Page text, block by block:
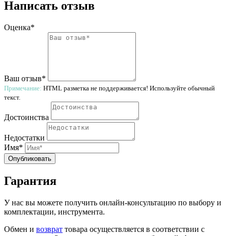
Написать отзыв
Оценка*
Ваш отзыв*
Примечание: HTML разметка не поддерживается! Используйте обычный
текст.
Достоинства
Недостатки
Имя*
Опубликовать
Гарантия
У нас вы можете получить онлайн-консультацию по выбору и
комплектации, инструмента.
Обмен и возврат товара осуществляется в соответствии с